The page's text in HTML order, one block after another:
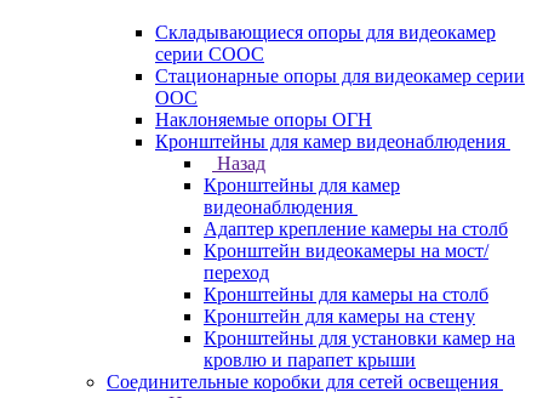
Складывающиеся опоры для видеокамер
серии СООС
Стационарные опоры для видеокамер серии
ООС
Наклоняемые опоры ОГН
Кронштейны для камер видеонаблюдения
Назад
Кронштейны для камер
видеонаблюдения
Адаптер крепление камеры на столб
Кронштейн видеокамеры на мост/
переход
Кронштейны для камеры на столб
Кронштейн для камеры на стену
Кронштейны для установки камер на
кровлю и парапет крыши
Соединительные коробки для сетей освещения